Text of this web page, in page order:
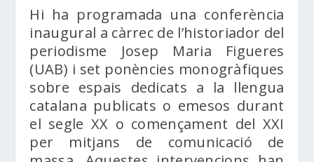
Hi ha programada una conferència
inaugural a càrrec de l’historiador del
periodisme Josep Maria Figueres
(UAB) i set ponències monogràfiques
sobre espais dedicats a la llengua
catalana publicats o emesos durant
el segle XX o començament del XXI
per mitjans de comunicació de